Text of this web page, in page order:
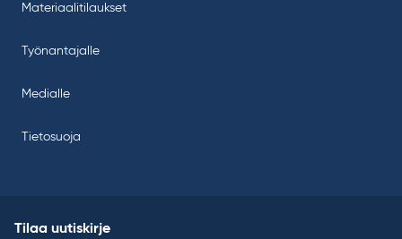
Materiaalitilaukset
Työnantajalle
Medialle
Tietosuoja
Tilaa uutiskirje